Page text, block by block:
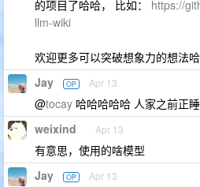
的项目了哈哈， 比如： https://
llm-wiki
欢迎更多可以突破想象力的想法哈
Jay OP Apr 13
@tocay 哈哈哈哈哈 人家之前正
weixind Apr 13
有意思，使用的啥模型
Jay OP Apr 13